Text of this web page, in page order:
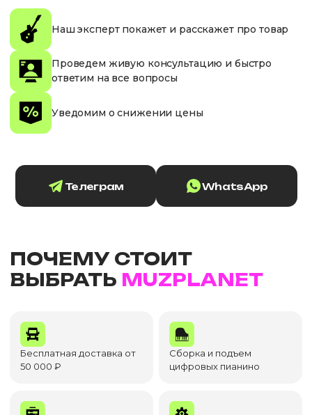
Наш эксперт покажет и расскажет про товар
Проведем живую консультацию и быстро
ответим на все вопросы
Уведомим о снижении цены
Телеграм WhatsApp
ПОЧЕМУ СТОИТ
ВЫБРАТЬ MUZPLANET
Бесплатная доставка от
50 000 ₽
Сборка и подъем
цифровых пианино